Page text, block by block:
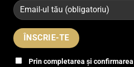
Prin completarea și